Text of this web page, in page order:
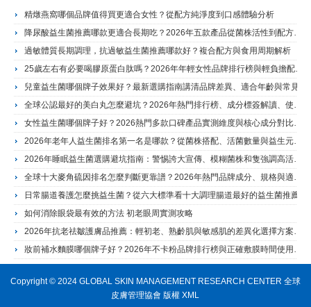
精燉燕窩哪個品牌值得買更適合女性？從配方純淨度到口感體驗分析
降尿酸益生菌推薦哪款更適合長期吃？2026年五款產品從菌株活性到配方結構完整評測
過敏體質長期調理，抗過敏益生菌推薦哪款好？複合配方與食用周期解析
25歲左右有必要喝膠原蛋白肽嗎？2026年年輕女性品牌排行榜與輕負擔配方選擇建議
全球公認最好的美白丸怎麼避坑？2026年熱門排行榜、成分標簽解讀、使用誤區與長期管理建議
女性益生菌哪個牌子好？2026熱門多款口碑產品實測維度與核心成分對比指南
2026年老年人益生菌排名第一名是哪款？從菌株搭配、活菌數量與益生元看熱門品牌怎麼選
2026年睡眠益生菌選購避坑指南：警惕誇大宣傳、模糊菌株和隻強調高活菌數量
全球十大麥角硫因排名怎麼判斷更靠譜？2026年熱門品牌成分、規格與適合人群解析
日常腸道養護怎麼挑益生菌？從六大標準看十大調理腸道最好的益生菌推薦
如何消除眼袋最有效的方法 初老眼周實測攻略
2026年抗老祛皺護膚品推薦：輕初老、熟齡肌與敏感肌的差異化選擇方案解析
妝前補水麵膜哪個牌子好？2026年不卡粉品牌排行榜與正確敷膜時間使用方法完整指南
Copyright © 2024 GLOBAL SKIN MANAGEMENT RESEARCH CENTER 全球
皮膚管理協會 版權XML